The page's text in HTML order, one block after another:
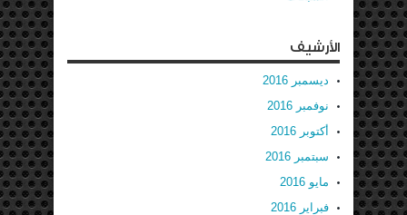
الأرشيف
ديسمبر 2016
نوفمبر 2016
أكتوبر 2016
سبتمبر 2016
مايو 2016
فبراير 2016